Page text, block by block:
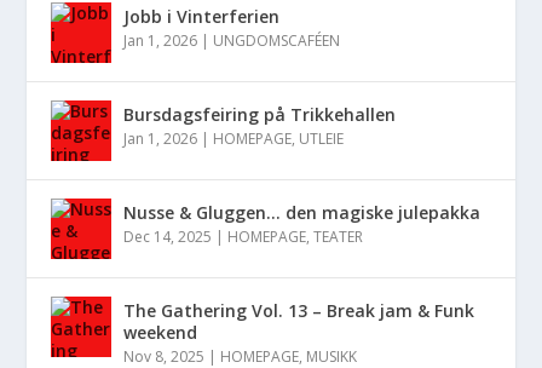
Jobb i Vinterferien
Jan 1, 2026 | UNGDOMSCAFÉEN
Bursdagsfeiring på Trikkehallen
Jan 1, 2026 | HOMEPAGE, UTLEIE
Nusse & Gluggen… den magiske julepakka
Dec 14, 2025 | HOMEPAGE,TEATER
The Gathering Vol. 13 – Break jam & Funk
weekend
Nov 8, 2025 | HOMEPAGE, MUSIKK